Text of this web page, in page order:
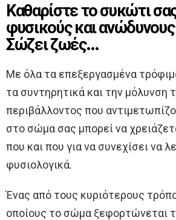
Καθαρίστε το συκώτι
φυσικούς και
Σώζει ζωές…
Με όλα τα επεξεργασμένα
τα συντηρητικά και την μόλυνση
περιβάλλοντος που
στο σώμα σας μπορεί να
που και που για να συνεχίσει να
φυσιολογικά.
Ένας από τους κυριότερους
οποίους το σώμα ξεφορτώνεται